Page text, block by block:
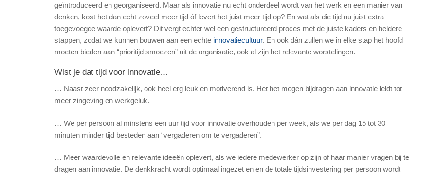
geïntroduceerd en georganiseerd. Maar als innovatie nu echt onderdeel wordt van het werk en een manier van
denken, kost het dan echt zoveel meer tijd óf levert het juist meer tijd op? En wat als die tijd nu juist extra
toegevoegde waarde oplevert? Dit vergt echter wel een gestructureerd proces met de juiste kaders en heldere
stappen, zodat we kunnen bouwen aan een echte innovatiecultuur. En ook dán zullen we in elke stap het hoofd
moeten bieden aan “prioritijd smoezen” uit de organisatie, ook al zijn het relevante worstelingen.
Wist je dat tijd voor innovatie…
… Naast zeer noodzakelijk, ook heel erg leuk en motiverend is. Het het mogen bijdragen aan innovatie leidt tot
meer zingeving en werkgeluk.
… We per persoon al minstens een uur tijd voor innovatie overhouden per week, als we per dag 15 tot 30
minuten minder tijd besteden aan “vergaderen om te vergaderen”.
… Meer waardevolle en relevante ideeën oplevert, als we iedere medewerker op zijn of haar manier vragen bij te
dragen aan innovatie. De denkkracht wordt optimaal ingezet en en de totale tijdsinvestering per persoon wordt